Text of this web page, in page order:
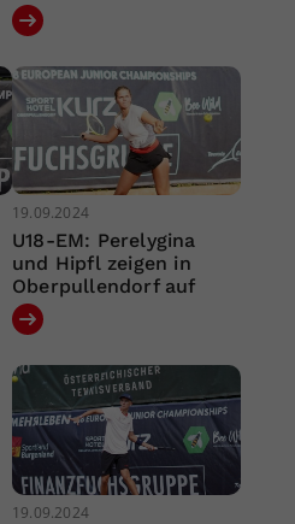
19.09.2024
U18-EM: Perelygina
und Hipfl zeigen in
Oberpullendorf auf
19.09.2024